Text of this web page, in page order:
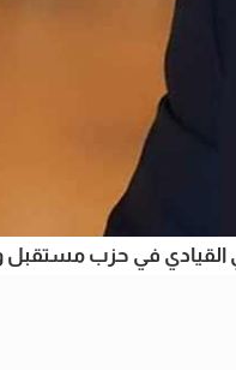
القيادي في حزب